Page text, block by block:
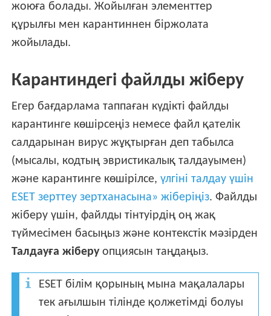
жоюға болады. Жойылған элементтер
құрылғы мен карантиннен біржолата
жойылады.
Карантиндегі файлды жіберу
Егер бағдарлама таппаған күдікті файлды
карантинге көшірсеңіз немесе файл қателік
салдарынан вирус жұқтырған деп табылса
(мысалы, кодтың эвристикалық талдауымен)
және карантинге көшірілсе,үлгіні талдау үшін
ESET зерттеу зертханасына» жіберіңіз. Файлды
жіберу үшін, файлды тінтуірдің оң жақ
түймесімен басыңыз және контекстік мәзірден
Талдауға жіберуопциясын таңдаңыз.
ESET білім қорының мына мақалалары
тек ағылшын тілінде қолжетімді болуы